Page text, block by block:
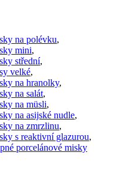
na polévku,
mini,
střední,
velké,
na hranolky,
na salát,
na müsli,
na asijské nudle,
na zmrzlinu,
s reaktivní glazurou,
porcelánové misky